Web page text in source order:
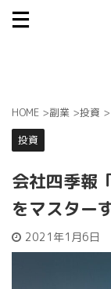
HOME >副業 >投資 >
投資
会社四季報
をマスター
2021年1月6日